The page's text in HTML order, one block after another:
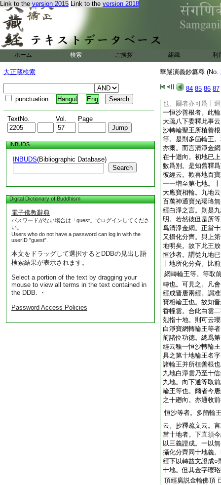
Link to the version 2015 Link to the version 2018
ホーム 検索 ご挨拶 組織 利
大正蔵検索
punctuation Hangul Eng
TextNo. Vol. Page
INBUDS
INBUDS(Bibliographic Database)
Search
Digital Dictionary of Buddhism
電子佛教辭典
パスワードがない場合は「guest」でログインしてくださ
い。
Users who do not have a password can log in with the
userID "guest".
本文をドラッグして選択するとDDBの見出し語
検索結果が表示されます。
Select a portion of the text by dragging your
mouse to view all terms in the text contained in
the DDB. ・
Password Access Policies
華嚴演義鈔纂釋 (No.
84 85 86 87
何 答。爾也。下
重益。謂地獄天子
初天子供佛香蓋。
十地。二見蓋得益
隨一故擧之評也。
抄。種清淨金網輪
並以鐵銅銀金四種
也。爾者亦可爲十
一恒沙善根者。此
大疏八下委釋此事
沙轉輪聖王所植善
等。是則多箇輪王
亦爾。而言清淨金
在十迴向。初地已
數爲別。是知舊釋
彼經云。歡喜地百
一一増至第七地。
大應寶相輪。九地
百萬神通寶光瓔珞
經白淨之言。則是
明。若然彼但是所
爲清淨金網。正當
又攝化分齊。與上
地明矣。故下此王
恒沙者。謂從九地
十地所化分齊。比
網轉輪王等。等取
轉也。可見之。凡
經成晋唐兩經。謂
寶相輪王也。故知
香幢雲。合此白雲
剋指十地。則可云
白淨寶網轉輪王等
前諸位功徳。總爲
經云種一恒沙轉輪
具之第十地輪王名
諸輪王并所植善根
九地白淨雲乃至十
九地。向下通等取
輪王等也。爾者今
之十廻向。亦通收
恒沙等者。多箇輪
云。抄釋疏文云。
當十地者。下直須
以三義證成。一以
攝化分齊同十地義
經下以轉益文證成○
十地。但其金字瓔
頂經廣説金輪佛頂